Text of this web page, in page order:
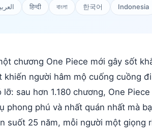
हिन्दी বাংলা 한국어 Indonesia
chương One Piece mới gây sốt
khiến người hâm mộ cuống cuồng
lỡ: sau hơn 1.180 chương, One
phong phú và nhất quán nhất mà
suốt 25 năm, mỗi người một giọng